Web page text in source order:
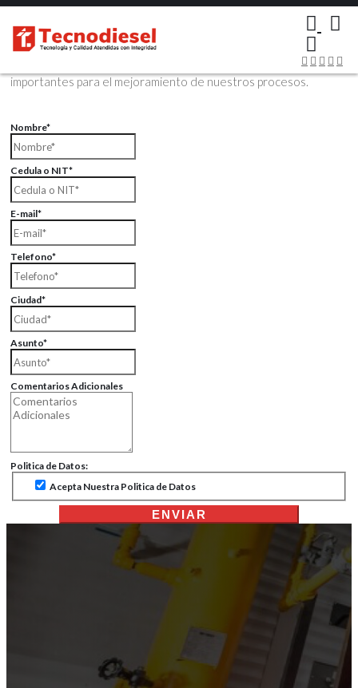
Contáctenos Vía Email
Envíenos sus datos con sus comentarios, sus opiniones son muy
importantes para el mejoramiento de nuestros procesos.
Nombre*
Cedula o NIT*
E-mail*
Telefono*
Ciudad*
Asunto*
Comentarios Adicionales
Politica de Datos:
Acepta Nuestra Politica de Datos
ENVIAR